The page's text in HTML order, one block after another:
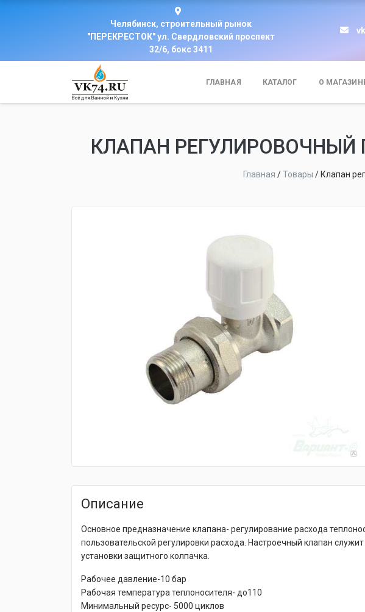
Челябинск, строительный рынок
"ПЕРЕКРЕСТОК" ул. Свердловский проспект
32/6, бокс 3411
ГЛАВНАЯ КАТАЛОГ О
КЛАПАН РЕГУЛИРОВОЧНЫЙ
Главная /Товары / Клапан
Описание
Основное предназначение клапана- регулирование расхода
пользовательской регулировки расхода. Настроечный клапан
установки защитного колпачка.
Рабочее давление-10 бар
Рабочая температура теплоносителя- до110
Минимальный ресурс- 5000 циклов